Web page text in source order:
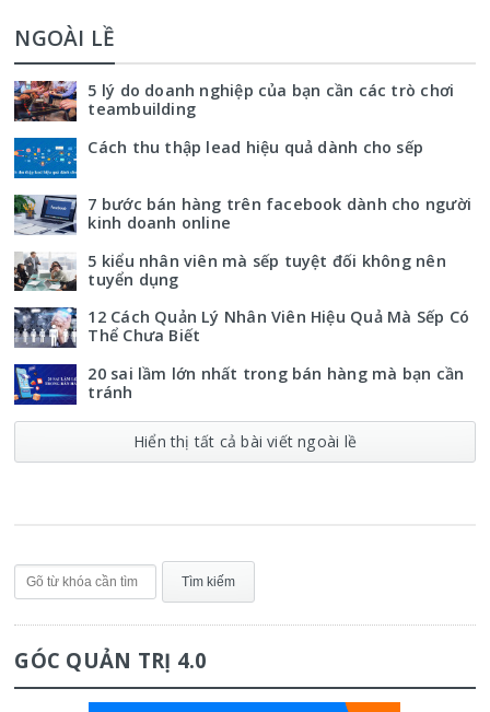
NGOÀI LỀ
5 lý do doanh nghiệp của bạn cần các trò chơi
teambuilding
Cách thu thập lead hiệu quả dành cho sếp
7 bước bán hàng trên facebook dành cho người
kinh doanh online
5 kiểu nhân viên mà sếp tuyệt đối không nên
tuyển dụng
12 Cách Quản Lý Nhân Viên Hiệu Quả Mà Sếp Có
Thể Chưa Biết
20 sai lầm lớn nhất trong bán hàng mà bạn cần
tránh
Hiển thị tất cả bài viết ngoài lề
GÓC QUẢN TRỊ 4.0